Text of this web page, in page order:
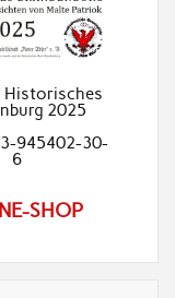
Historisches
2025
3-945402-30-
6
SHOP